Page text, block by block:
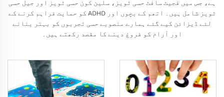
ہے، جس میں فجیٹ سافٹ حسی ٹویز، سلین کون حسی ٹویز اور جیل حسی
ٹویز شامل ہیں۔ اتھم کے بچوں اور ADHD کو حمایت فراہم کرنے کے
لئے ڈیزائن کیے گئے ہمارے منصوبے حسی تجربوں کو بہتر بنانے
اور آرام کو فروغ دینے کا مقصد رکھتے ہیں۔